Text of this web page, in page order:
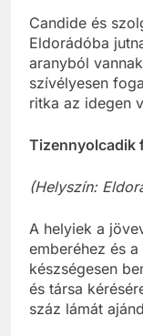
Candide és
Eldorádóba
aranyból
szívélyesen
ritka az idegen
Tizennyolcadik
(Helyszín:
A helyiek a
emberéhez és
készségesen
és társa
száz lámát